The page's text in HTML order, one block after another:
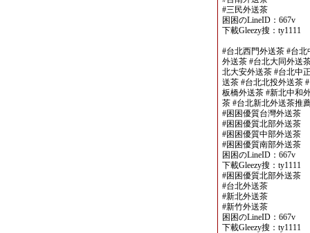
#三民外送茶
困困のLineID：667v
下載Gleezy搜：ty1111
#台北西門外送茶 #台
外送茶 #台北大同外送
北大安外送茶 #台北中
送茶 #台北北投外送茶
板橋外送茶 #新北中和
茶 #台北新北外送茶推
#困困優質台灣外送茶
#困困優質北部外送茶
#困困優質中部外送茶
#困困優質南部外送茶
困困のLineID：667v
下載Gleezy搜：ty1111
#困困優質北部外送茶
#台北外送茶
#新北外送茶
#新竹外送茶
困困のLineID：667v
下載Gleezy搜：ty1111